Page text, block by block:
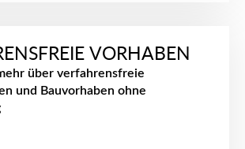
VORHABEN
über verfahrensfreie
und Bauvorhaben ohne